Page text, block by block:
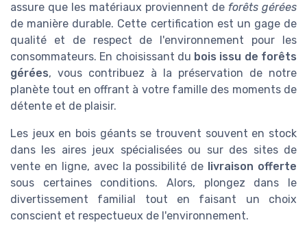
assure que les matériaux proviennent de forêts gérées
de manière durable. Cette certification est un gage de
qualité et de respect de l'environnement pour les
consommateurs. En choisissant du bois issu de forêts
gérées, vous contribuez à la préservation de notre
planète tout en offrant à votre famille des moments de
détente et de plaisir.
Les jeux en bois géants se trouvent souvent en stock
dans les aires jeux spécialisées ou sur des sites de
vente en ligne, avec la possibilité de livraison offerte
sous certaines conditions. Alors, plongez dans le
divertissement familial tout en faisant un choix
conscient et respectueux de l'environnement.